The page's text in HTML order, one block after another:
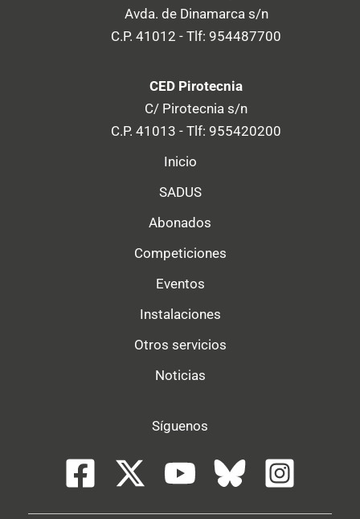
Avda. de Dinamarca s/n
C.P. 41012 - Tlf: 954487700
CED Pirotecnia
C/ Pirotecnia s/n
C.P. 41013 - Tlf: 955420200
Inicio
SADUS
Abonados
Competiciones
Eventos
Instalaciones
Otros servicios
Noticias
Síguenos